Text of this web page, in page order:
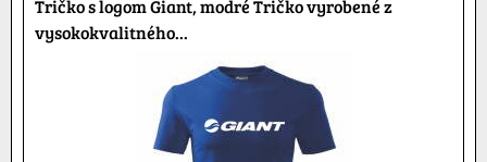
Tričko s logom Giant, modré Tričko vyrobené z
vysokokvalitného...